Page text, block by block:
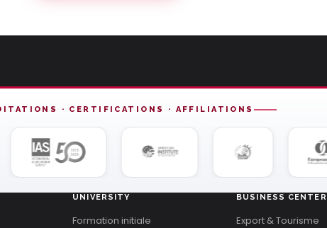
· CERTIFICATIONS · AFFILIATIONS
UNIVERSITY
Formation initiale
BUSINESS CENTER
Export & Tourisme